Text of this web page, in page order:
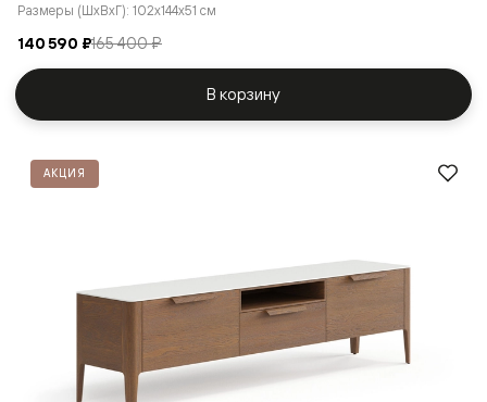
Размеры (ШxВxГ): 102x144x51 см
140 590 ₽165 400 ₽
В корзину
АКЦИЯ